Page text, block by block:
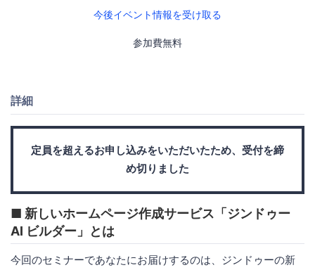
今後イベント情報を受け取る
参加費無料
詳細
定員を超えるお申し込みをいただいたため、受付を締
め切りました
■ 新しいホームページ作成サービス「ジンドゥー
AI ビルダー」とは
今回のセミナーであなたにお届けするのは、ジンドゥーの新